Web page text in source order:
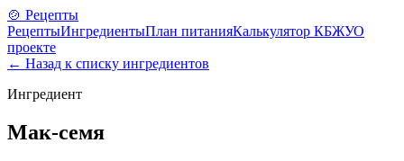
🍲 Рецепты
РецептыИнгредиентыПлан питанияКалькулятор КБЖУО
проекте
← Назад к списку ингредиентов
Ингредиент
Мак-семя